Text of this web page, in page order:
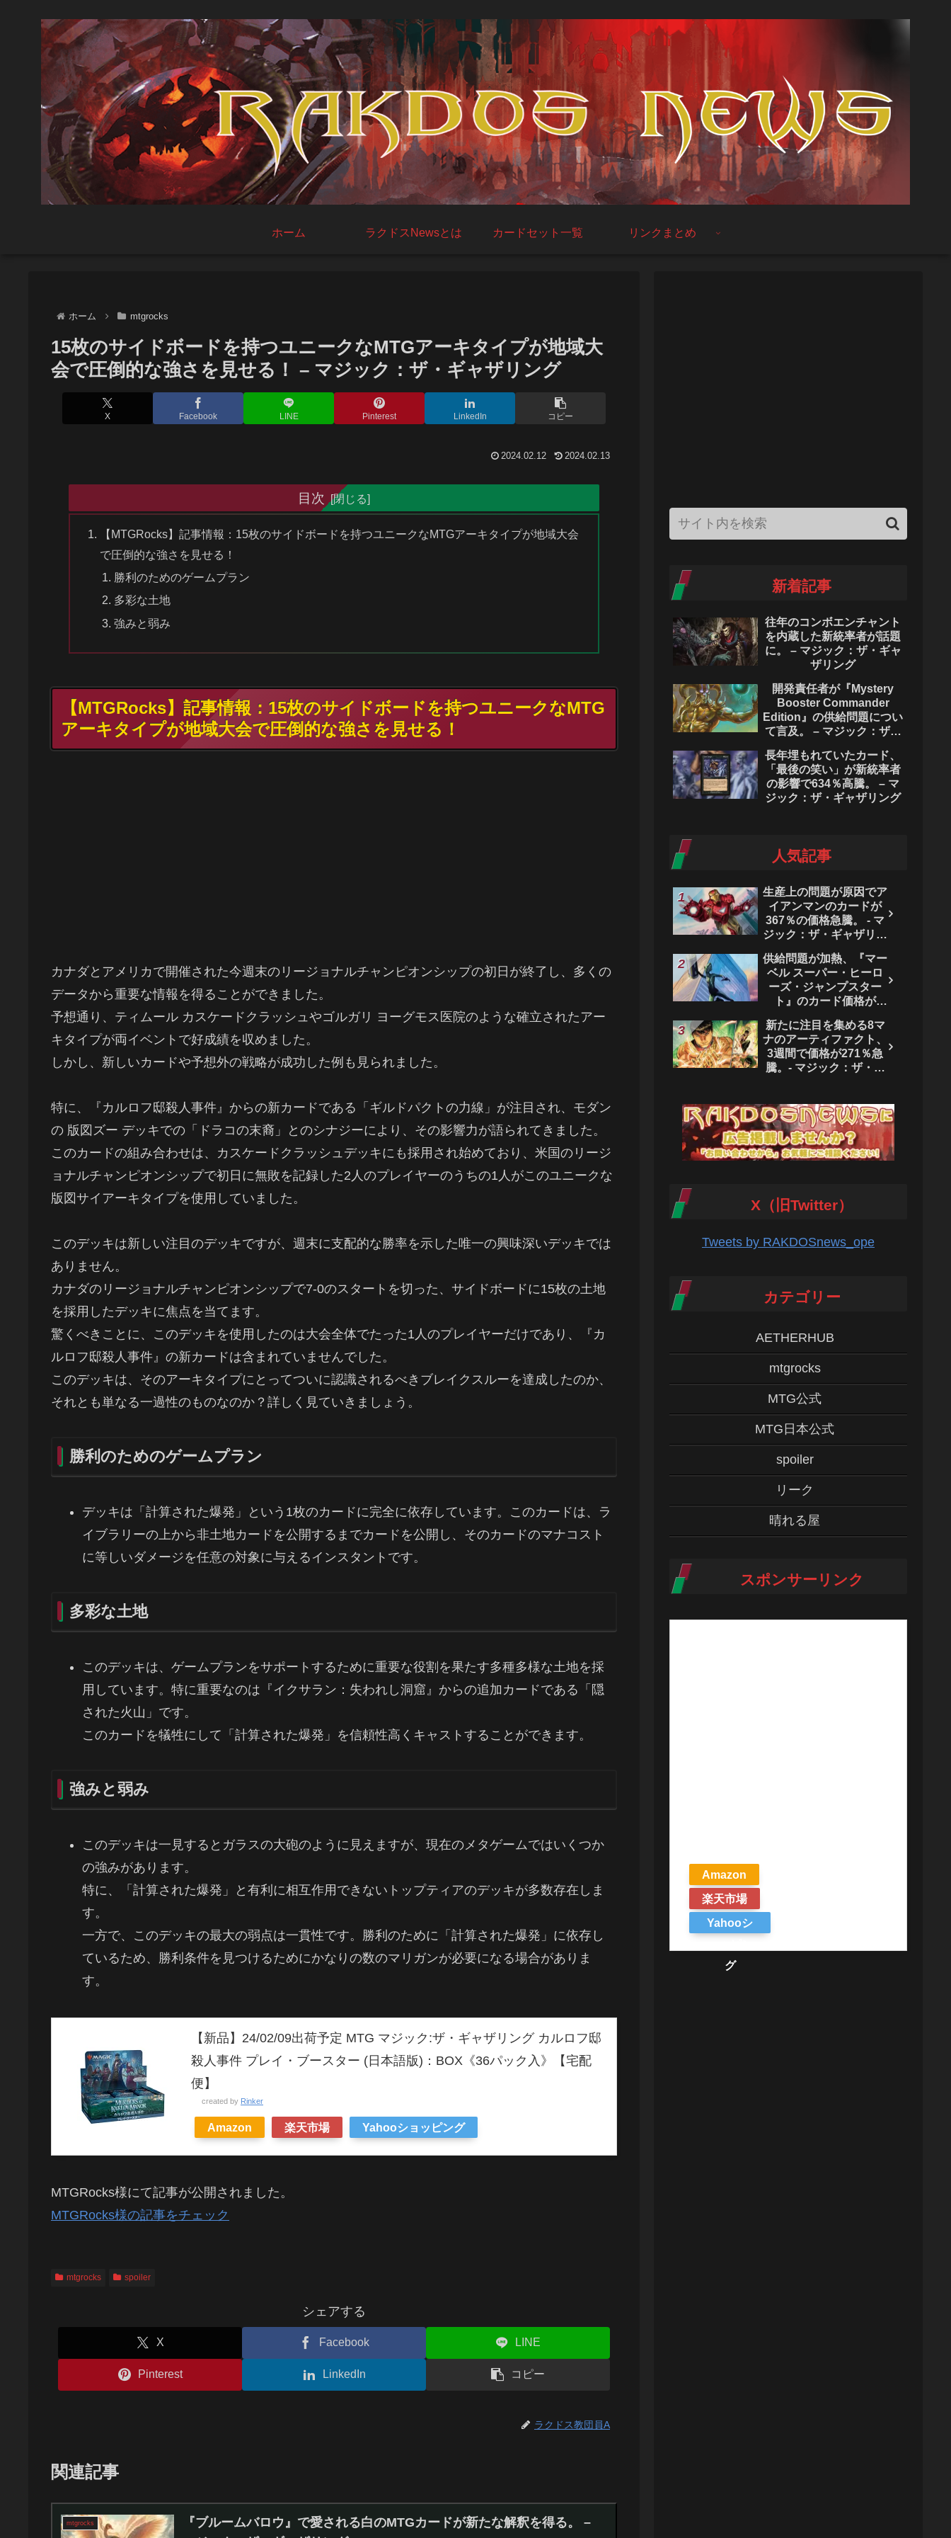
ホーム ラクドスNewsとは カードセット一覧 リンクまとめ
ホーム mtgrocks
15枚のサイドボードを持つユニークなMTGアーキタイプが地域大
会で圧倒的な強さを見せる！ – マジック：ザ・ギャザリング
X Facebook LINE Pinterest LinkedIn コピー
2024.02.12 2024.02.13
目次
【MTGRocks】記事情報：15枚のサイドボードを持つユニークなMTGアーキタイプが地域大会
で圧倒的な強さを見せる！
勝利のためのゲームプラン
多彩な土地
強みと弱み
【MTGRocks】記事情報：15枚のサイドボードを持つユニークなMTG
アーキタイプが地域大会で圧倒的な強さを見せる！
カナダとアメリカで開催された今週末のリージョナルチャンピオンシップの初日が終了し、多くの
データから重要な情報を得ることができました。
予想通り、ティムール カスケードクラッシュやゴルガリ ヨーグモス医院のような確立されたアー
キタイプが両イベントで好成績を収めました。
しかし、新しいカードや予想外の戦略が成功した例も見られました。
特に、『カルロフ邸殺人事件』からの新カードである「ギルドパクトの力線」が注目され、モダン
の 版図ズー デッキでの「ドラコの末裔」とのシナジーにより、その影響力が語られてきました。
このカードの組み合わせは、カスケードクラッシュデッキにも採用され始めており、米国のリージ
ョナルチャンピオンシップで初日に無敗を記録した2人のプレイヤーのうちの1人がこのユニークな
版図サイアーキタイプを使用していました。
このデッキは新しい注目のデッキですが、週末に支配的な勝率を示した唯一の興味深いデッキでは
ありません。
カナダのリージョナルチャンピオンシップで7-0のスタートを切った、サイドボードに15枚の土地
を採用したデッキに焦点を当てます。
驚くべきことに、このデッキを使用したのは大会全体でたった1人のプレイヤーだけであり、『カ
ルロフ邸殺人事件』の新カードは含まれていませんでした。
このデッキは、そのアーキタイプにとってついに認識されるべきブレイクスルーを達成したのか、
それとも単なる一過性のものなのか？詳しく見ていきましょう。
勝利のためのゲームプラン
デッキは「計算された爆発」という1枚のカードに完全に依存しています。このカードは、ラ
イブラリーの上から非土地カードを公開するまでカードを公開し、そのカードのマナコスト
に等しいダメージを任意の対象に与えるインスタントです。
多彩な土地
このデッキは、ゲームプランをサポートするために重要な役割を果たす多種多様な土地を採
用しています。特に重要なのは『イクサラン：失われし洞窟』からの追加カードである「隠
された火山」です。
このカードを犠牲にして「計算された爆発」を信頼性高くキャストすることができます。
強みと弱み
このデッキは一見するとガラスの大砲のように見えますが、現在のメタゲームではいくつか
の強みがあります。
特に、「計算された爆発」と有利に相互作用できないトップティアのデッキが多数存在しま
す。
一方で、このデッキの最大の弱点は一貫性です。勝利のために「計算された爆発」に依存し
ているため、勝利条件を見つけるためにかなりの数のマリガンが必要になる場合がありま
す。
【新品】24/02/09出荷予定 MTG マジック:ザ・ギャザリング カルロフ邸
殺人事件 プレイ・ブースター (日本語版)：BOX《36パック入》【宅配
便】
created by Rinker
Amazon 楽天市場 Yahooショッピング
MTGRocks様にて記事が公開されました。
MTGRocks様の記事をチェック
mtgrocks spoiler
シェアする
X Facebook LINE
Pinterest LinkedIn コピー
ラクドス教団員A
関連記事
mtgrocks
『ブルームバロウ』で愛される白のMTGカードが新たな解釈を得る。 –
新着記事
往年のコンボエンチャント
を内蔵した新統率者が話題
に。 – マジック：ザ・ギャ
ザリング
開発責任者が『Mystery
Booster Commander
Edition』の供給問題につい
て言及。 – マジック：ザ・
長年埋もれていたカード、
「最後の笑い」が新統率者
の影響で634％高騰。 – マ
ジック：ザ・ギャザリング
人気記事
生産上の問題が原因でア
イアンマンのカードが
367％の価格急騰。 - マ
ジック：ザ・ギャザリン
供給問題が加熱、『マー
ベル スーパー・ヒーロ
ーズ・ジャンプスター
ト』のカード価格が
ク：ザ・ギャザリング
新たに注目を集める8マ
ナのアーティファクト、
3週間で価格が271％急
騰。- マジック：ザ・ギ
X（旧Twitter）
Tweets by RAKDOSnews_ope
カテゴリー
AETHERHUB
mtgrocks
MTG公式
MTG日本公式
spoiler
リーク
晴れる屋
スポンサーリンク
Amazon
楽天市場
Yahooシ
グ